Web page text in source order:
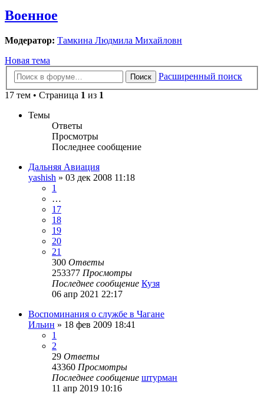
Военное
Модератор: Тамкина Людмила Михайловн
Новая тема
Поиск
Расширенный поиск
17 тем • Страница 1 из 1
Темы
Ответы
Просмотры
Последнее сообщение
Дальняя Авиация
yashish » 03 дек 2008 11:18
1
…
17
18
19
20
21
300 Ответы
253377 Просмотры
Последнее сообщение Кузя
06 апр 2021 22:17
Воспоминания о службе в Чагане
Ильин » 18 фев 2009 18:41
1
2
29 Ответы
43360 Просмотры
Последнее сообщение штурман
11 апр 2019 10:16